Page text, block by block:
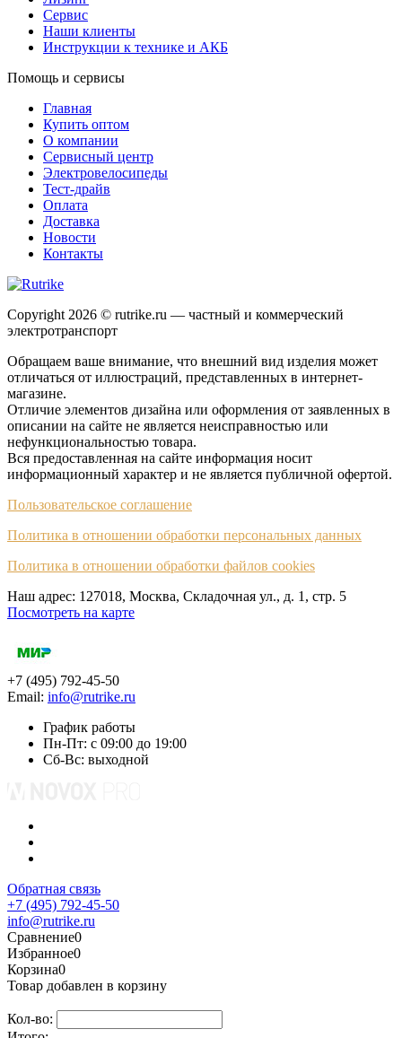
Сервис
Наши клиенты
Инструкции к технике и АКБ
Помощь и сервисы
Главная
Купить оптом
О компании
Сервисный центр
Электровелосипеды
Тест-драйв
Оплата
Доставка
Новости
Контакты
Copyright 2026 © rutrike.ru — частный и коммерческий
электротранспорт
Обращаем ваше внимание, что внешний вид изделия может
отличаться от иллюстраций, представленных в интернет-
магазине.
Отличие элементов дизайна или оформления от заявленных в
описании на сайте не является неисправностью или
нефункциональностью товара.
Вся предоставленная на сайте информация носит
информационный характер и не является публичной офертой.
Пользовательское соглашение
Политика в отношении обработки персональных данных
Политика в отношении обработки файлов cookies
Наш адрес: 127018, Москва, Складочная ул., д. 1, cтр. 5
Посмотреть на карте
+7 (495) 792-45-50
Email: info@rutrike.ru
График работы
Пн-Пт: с 09:00 до 19:00
Сб-Вс: выходной
Обратная связь
+7 (495) 792-45-50
info@rutrike.ru
Сравнение0
Избранное0
Корзина0
Товар добавлен в корзину
Кол-во: